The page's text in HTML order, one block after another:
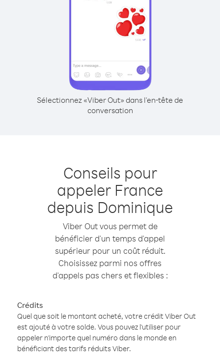
Sélectionnez «Viber Out» dans l'en-tête de
conversation
Conseils pour
appeler France
depuis Dominique
Viber Out vous permet de
bénéficier d'un temps d'appel
supérieur pour un coût réduit.
Choisissez parmi nos offres
d'appels pas chers et flexibles :
Crédits
Quel que soit le montant acheté, votre crédit Viber Out
est ajouté à votre solde. Vous pouvez l'utiliser pour
appeler n'importe quel numéro dans le monde en
bénéficiant des tarifs réduits Viber.